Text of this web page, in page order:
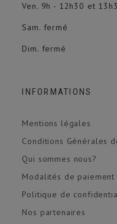
Ven. 9h - 12h30 et
Sam. fermé
Dim. fermé
INFORMATIONS
Mentions légales
Conditions Générales
Qui sommes nous?
Modalités de paiement
Politique de
Nos partenaires